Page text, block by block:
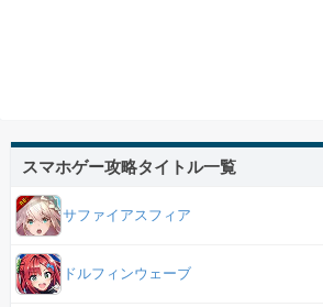
スマホゲー攻略タイトル一覧
サファイアスフィア
ドルフィンウェーブ